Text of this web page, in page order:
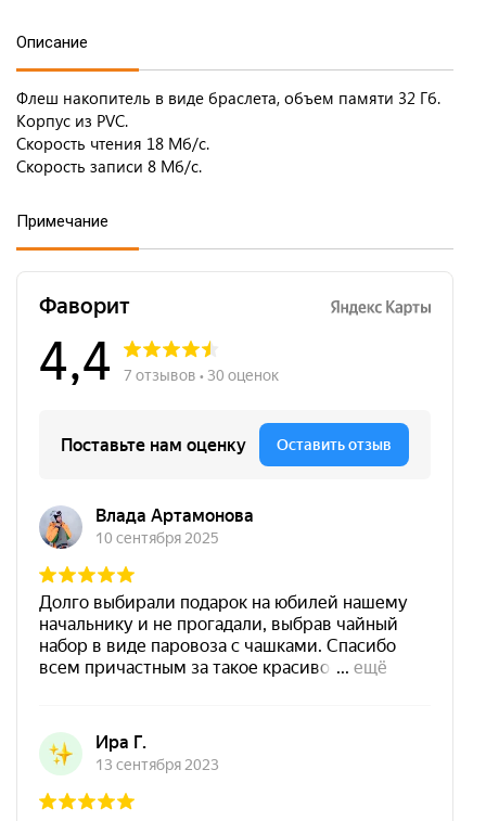
Описание
Флеш накопитель в виде браслета, объем памяти 32 Гб.
Корпус из PVC.
Cкорость чтения 18 Мб/с.
Скорость записи 8 Мб/с.
Примечание